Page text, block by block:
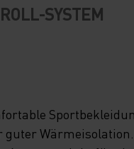
SYSTEM
guter